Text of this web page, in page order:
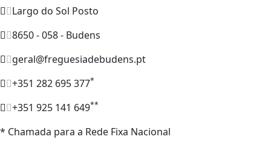
Largo do Sol Posto
8650 - 058 - Budens
geral@freguesiadebudens.pt
+351 282 695 377*
+351 925 141 649**
* Chamada para a Rede Fixa Nacional